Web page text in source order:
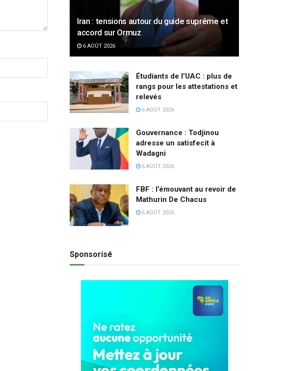
Iran : tensions autour du guide suprême et
accord sur Ormuz
6 AOÛT 2026
Étudiants de l’UAC : plus de
rangs pour les attestations et
relevés
6 AOÛT 2026
Gouvernance : Todjinou
adresse un satisfecit à
Wadagni
6 AOÛT 2026
FBF : l’émouvant au revoir de
Mathurin De Chacus
6 AOÛT 2026
Sponsorisé